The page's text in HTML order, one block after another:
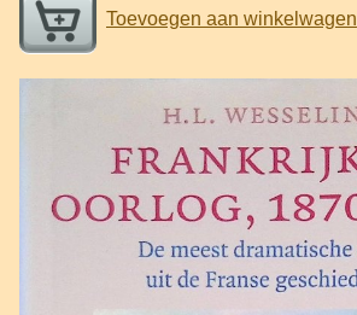
Toevoegen aan winkelwagen